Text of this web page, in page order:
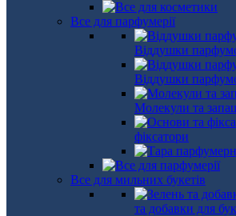
Все для парфумерії
Віддушки
Віддушки
Молекули та
фіксатори
Все для мильних букетів
та добавки для